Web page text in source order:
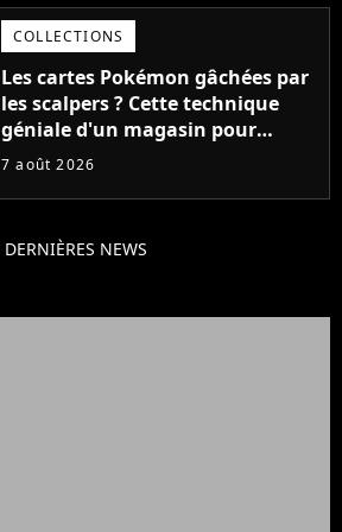
COLLECTIONS
Les cartes Pokémon gâchées par
les scalpers ? Cette technique
géniale d'un magasin pour
ruiner les revendeurs
7 août 2026
DERNIÈRES NEWS